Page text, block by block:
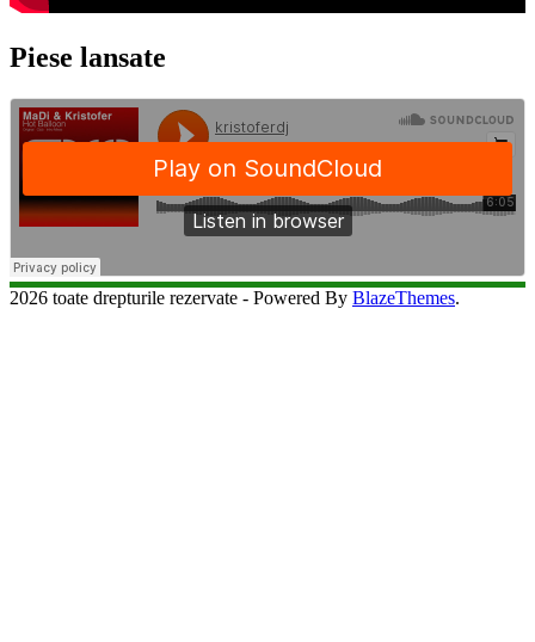
Piese lansate
2026 toate drepturile rezervate - Powered By BlazeThemes.